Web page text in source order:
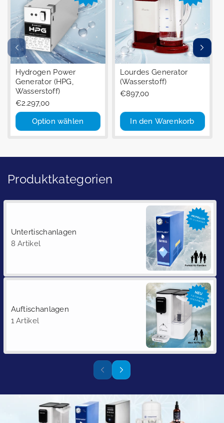
Hydrogen Power
Generator (HPG,
Wasserstoff)
Regulärer
Preis
€2.297,00
Option wählen
Lourdes Generator
(Wasserstoff)
Regulärer
€897,00
In den Warenkorb
Produktkategorien
Untertischanlagen
8 Artikel
Auftischanlagen
1 Artikel